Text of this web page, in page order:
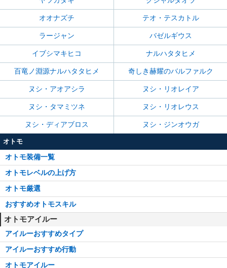
オオナズチ テオ・テスカトル
ラージャン バゼルギウス
イブシマキヒコ ナルハタタヒメ
百竜ノ淵源ナルハタタヒメ 奇しき赫耀のバルファルク
ヌシ・アオアシラ ヌシ・リオレイア
ヌシ・タマミツネ ヌシ・リオレウス
ヌシ・ディアブロス ヌシ・ジンオウガ
オトモ
オトモ装備一覧
オトモレベルの上げ方
オトモ厳選
おすすめオトモスキル
オトモアイルー
アイルーおすすめタイプ
アイルーおすすめ行動
オトモアイルー